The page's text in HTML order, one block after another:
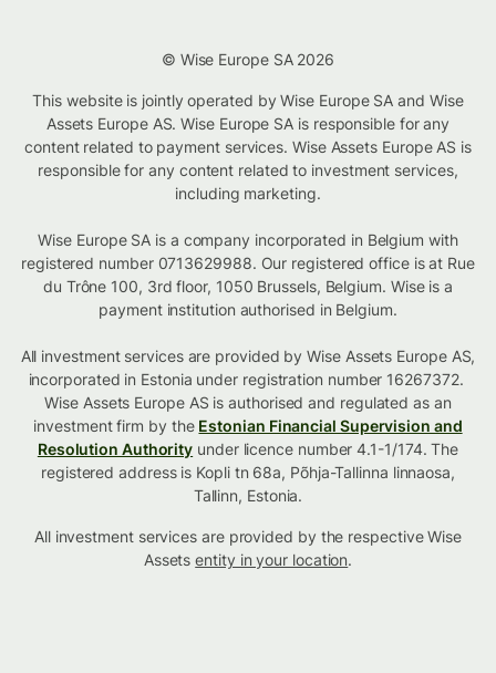
© Wise Europe SA 2026
This website is jointly operated by Wise Europe SA and Wise
Assets Europe AS. Wise Europe SA is responsible for any
content related to payment services. Wise Assets Europe AS is
responsible for any content related to investment services,
including marketing.
Wise Europe SA is a company incorporated in Belgium with
registered number 0713629988. Our registered office is at Rue
du Trône 100, 3rd floor, 1050 Brussels, Belgium. Wise is a
payment institution authorised in Belgium.
All investment services are provided by Wise Assets Europe AS,
incorporated in Estonia under registration number 16267372.
Wise Assets Europe AS is authorised and regulated as an
investment firm by the Estonian Financial Supervision and
Resolution Authority under licence number 4.1-1/174. The
registered address is Kopli tn 68a, Põhja-Tallinna linnaosa,
Tallinn, Estonia.
All investment services are provided by the respective Wise
Assetsentity in your location.